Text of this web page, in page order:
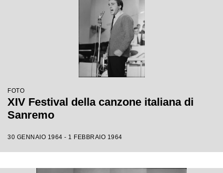
FOTO
XIV Festival della canzone italiana di
Sanremo
30 GENNAIO 1964 - 1 FEBBRAIO 1964